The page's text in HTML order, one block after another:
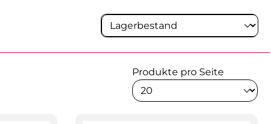
Produkte pro Seite